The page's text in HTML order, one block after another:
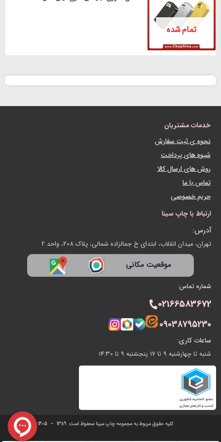
تمام شده
خدمات مشتریان
نحوه ی ثبت سفارش
شیوه های پرداخت
روش های ارسال کالا
تماس با ما
حریم خصوصی
ارتباط با چاپ سینا
آدرس:
تهران، میدان انقلاب، ابتدای خ جمالزاده شمالی، پلاک 208، واحد 2
موقعیت مکانی
شماره تماس:
02166583672
09038795230
ساعات کاری:
شنبه تا چهارشنبه 9 تا 17 پنجشنبه 9 تا 14:30
کلیه حقوق مربوط به مجموعه چاپ سینا محفوظ است. 1389 – 1405